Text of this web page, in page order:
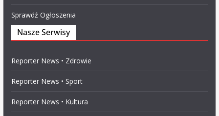
Sprawdź Ogłoszenia
Nasze Serwisy
Reporter News • Zdrowie
Reporter News • Sport
Reporter News • Kultura